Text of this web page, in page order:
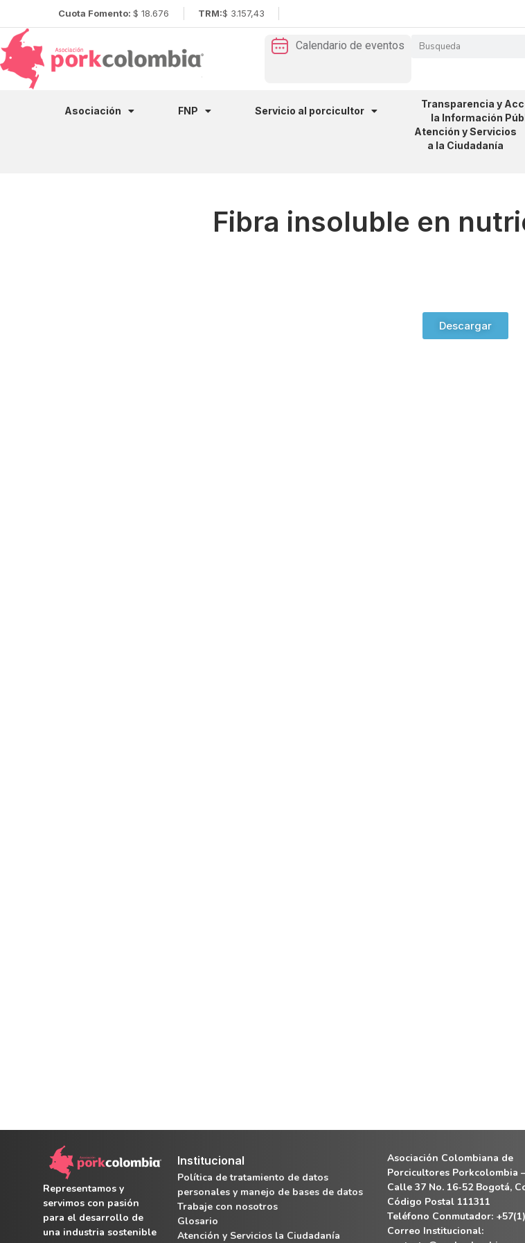
Cuota Fomento: $ 18.676 TRM:$ 3.157,43
Calendario de eventos
Asociación FNP Servicio al porcicultor
Transparencia y
la Información
Atención y Servicios
a la Ciudadanía
Fibra insoluble en
Descargar
Representamos y
servimos con pasión
para el desarrollo de
una industria sostenible
Institucional
Política de tratamiento de datos
personales y manejo de bases de datos
Trabaje con nosotros
Glosario
Atención y Servicios la Ciudadanía
Asociación Colombiana de
Porcicultores Porkcolombia
Calle 37 No. 16-52 Bogotá,
Código Postal 111311
Teléfono Conmutador:
Correo Institucional: